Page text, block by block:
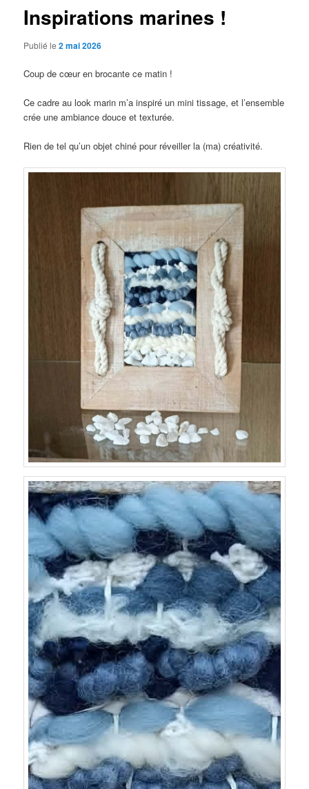
Inspirations marines !
Publié le2 mai 2026
Coup de cœur en brocante ce matin !
Ce cadre au look marin m’a inspiré un mini tissage, et l’ensemble
crée une ambiance douce et texturée.
Rien de tel qu’un objet chiné pour réveiller la (ma) créativité.